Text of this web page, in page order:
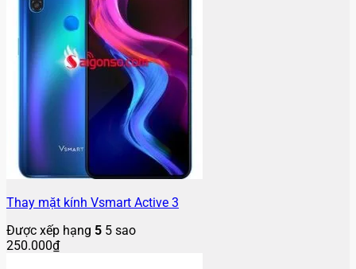
Thay mặt kính Vsmart Active 3
Được xếp hạng 5 5 sao
250.000₫